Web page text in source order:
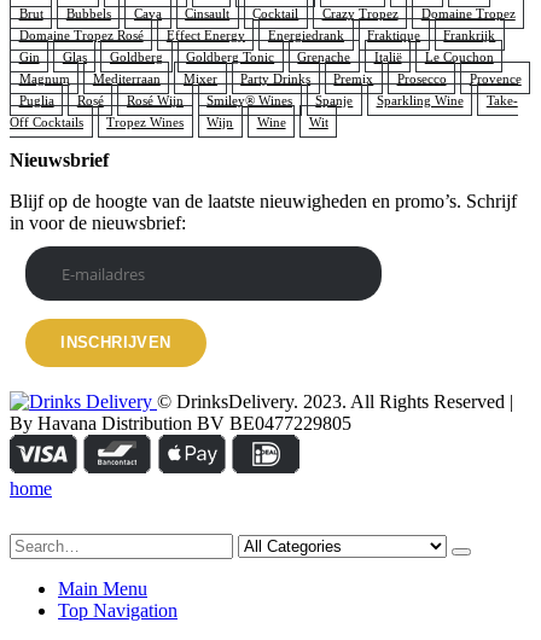
Brut
Bubbels Cava Cinsault Cocktail Crazy Tropez
Domaine Tropez
Domaine Tropez Rosé
Effect Energy Energiedrank Fraktique
Frankrijk
Gin
Glas Goldberg Goldberg Tonic Grenache Italië
Le Couchon
Magnum
Mediterraan Mixer Party Drinks Premix Prosecco
Provence
Puglia
Rosé Rosé Wijn Smiley® Wines Spanje Sparkling Wine
Take-
Off Cocktails
Tropez Wines Wijn Wine Wit
Nieuwsbrief
Blijf op de hoogte van de laatste nieuwigheden en promo’s. Schrijf
in voor de nieuwsbrief:
© DrinksDelivery. 2023. All Rights Reserved |
By Havana Distribution BV BE0477229805
home
Main Menu
Top Navigation